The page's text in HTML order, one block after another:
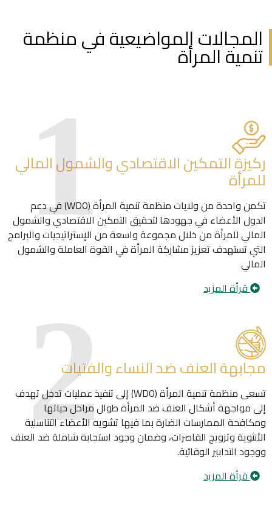
المجالات المواضيعية في منظمة
تنمية المرأة
ركيزة التمكين الاقتصادي والشمول المالي
للمرأة
تكمن واحدة من ولايات منظمة تنمية المرأة (WDO) في دعم
الدول الأعضاء في جهودها لتحقيق التمكين الاقتصادي والشمول
المالي للمرأة من خلال مجموعة واسعة من الإستراتيجيات والبرامج
التي تستهدف تعزيز مشاركة المرأة في القوة العاملة والشمول
المالي
قرأة المزيد
مجابهة العنف ضد النساء والفتيات
تسعى منظمة تنمية المرأة (WDO) إلى تنفيذ عمليات تدخل تهدف
إلى مواجهة أشكال العنف ضد المرأة طوال مراحل حياتها
ومكافحة الممارسات الضارة بما فيها تشويه الأعضاء التناسلية
الأنثوية وتزويج القاصرات، وضمان وجود استجابة شاملة ضد العنف
ووجود التدابير الوقائية.
قرأة المزيد